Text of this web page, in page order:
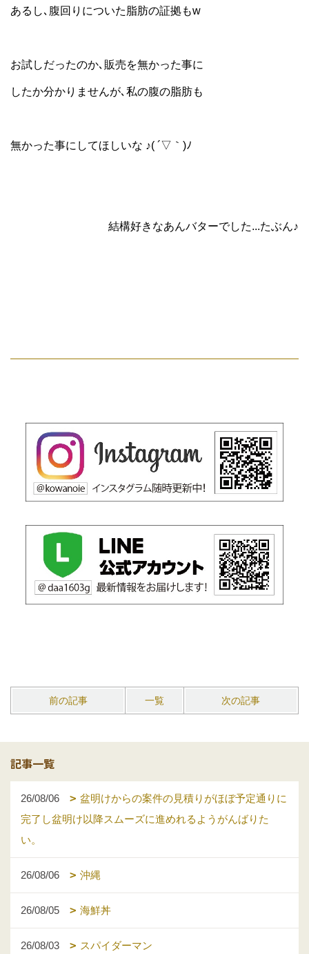
あるし､腹回りについた脂肪の証拠もw
お試しだったのか､販売を無かった事に
したか分かりませんが､私の腹の脂肪も
無かった事にしてほしいな ♪( ´▽｀)ﾉ
結構好きなあんバターでした...たぶん♪
前の記事 一覧 次の記事
記事一覧
26/08/06
盆明けからの案件の見積りがほぼ予定通りに
完了し盆明け以降スムーズに進めれるようがんばりた
い。
26/08/06 沖縄
26/08/05 海鮮丼
26/08/03 スパイダーマン